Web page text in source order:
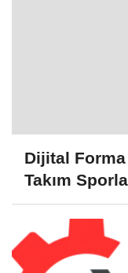
Dijital
Takım